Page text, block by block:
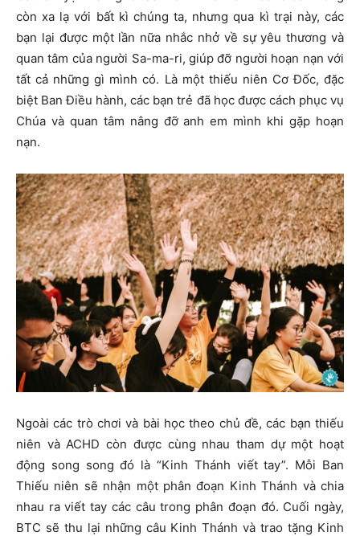
còn xa lạ với bất kì chúng ta, nhưng qua kì trại này, các
bạn lại được một lần nữa nhắc nhở về sự yêu thương và
quan tâm của người Sa-ma-ri, giúp đỡ người hoạn nạn với
tất cả những gì mình có. Là một thiếu niên Cơ Đốc, đặc
biệt Ban Điều hành, các bạn trẻ đã học được cách phục vụ
Chúa và quan tâm nâng đỡ anh em mình khi gặp hoạn
nạn.
Ngoài các trò chơi và bài học theo chủ đề, các bạn thiếu
niên và ACHD còn được cùng nhau tham dự một hoạt
động song song đó là “Kinh Thánh viết tay”. Mỗi Ban
Thiếu niên sẽ nhận một phân đoạn Kinh Thánh và chia
nhau ra viết tay các câu trong phân đoạn đó. Cuối ngày,
BTC sẽ thu lại những câu Kinh Thánh và trao tặng Kinh